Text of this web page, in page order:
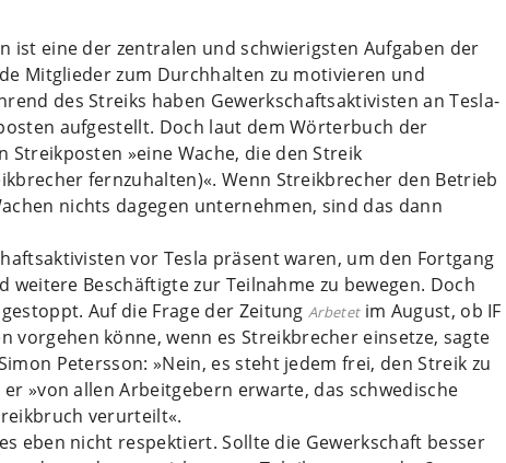
ist eine der zentralen und schwierigsten Aufgaben der
Mitglieder zum Durchhalten zu motivieren und
des Streiks haben Gewerkschaftsaktivisten an Tesla-
aufgestellt. Doch laut dem Wörterbuch der
Streikposten »eine Wache, die den Streik
fernzuhalten)«. Wenn Streikbrecher den Betrieb
nichts dagegen unternehmen, sind das dann
vor Tesla präsent waren, um den Fortgang
weitere Beschäftigte zur Teilnahme zu bewegen. Doch
Auf die Frage der ZeitungArbetetim August, ob IF
vorgehen könne, wenn es Streikbrecher einsetze, sagte
Petersson: »Nein, es steht jedem frei, den Streik zu
»von allen Arbeitgebern erwarte, das schwedische
verurteilt«.
eben nicht respektiert. Sollte die Gewerkschaft besser